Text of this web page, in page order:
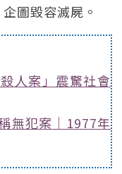
圖毀容滅屍。
人案」震驚社會
無犯案｜1977年